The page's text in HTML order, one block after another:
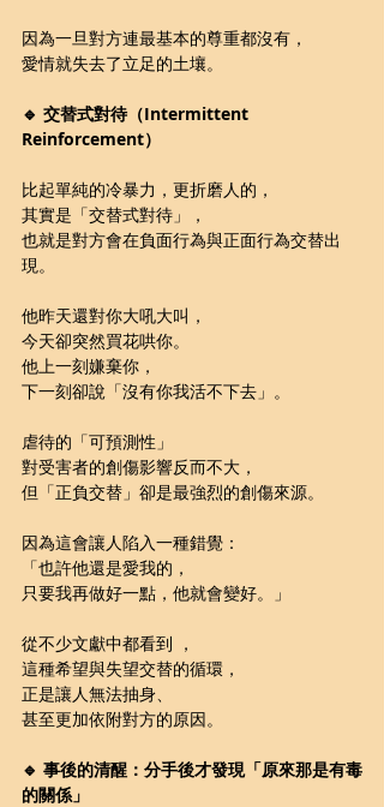
因為一旦對方連最基本的尊重都沒有，
愛情就失去了立足的土壤。
🔹 交替式對待（Intermittent
Reinforcement）
比起單純的冷暴力，更折磨人的，
其實是「交替式對待」，
也就是對方會在負面行為與正面行為交替出
現。
他昨天還對你大吼大叫，
今天卻突然買花哄你。
他上一刻嫌棄你，
下一刻卻說「沒有你我活不下去」。
虐待的「可預測性」
對受害者的創傷影響反而不大，
但「正負交替」卻是最強烈的創傷來源。
因為這會讓人陷入一種錯覺：
「也許他還是愛我的，
只要我再做好一點，他就會變好。」
從不少文獻中都看到 ，
這種希望與失望交替的循環，
正是讓人無法抽身、
甚至更加依附對方的原因。
🔹 事後的清醒：分手後才發現「原來那是有毒
的關係」